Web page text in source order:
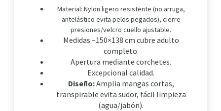
Material: Nylon ligero resistente (no arruga,
antelástico evita pelos pegados), cierre
presiones/velcro cuello ajustable.
Medidas ~150×138 cm cubre adulto
completo.
Apertura mediante corchetes.
Excepcional calidad.
Diseño:Amplia mangas cortas,
transpirable evita sudor, fácil limpieza
(agua/jabón).